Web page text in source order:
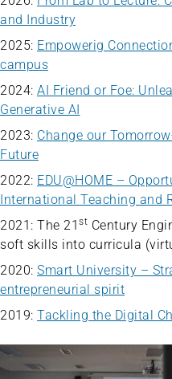
and Industry
2025: Empowerig
campus
2024: AI Friend or Foe:
Generative AI
2023: Change our
Future
2022: EDU@HOME –
International Teaching and
2021: The 21 st Century
soft skills into curricula
2020: Smart University –
entrepreneurial spirit
2019: Tackling the Digital